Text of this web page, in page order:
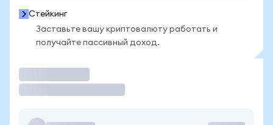
Стейкинг
Заставьте вашу криптовалюту работать и
получайте пассивный доход.